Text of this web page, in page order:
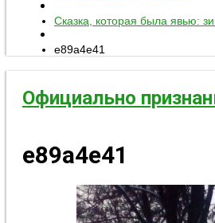
Сказка, которая была явью:
e89a4e41
Официально
e89a4e41